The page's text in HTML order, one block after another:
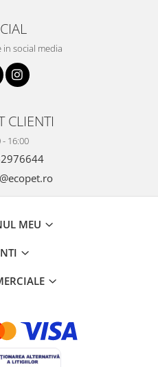
in social media
CLIENTI
- 16:00
MEU